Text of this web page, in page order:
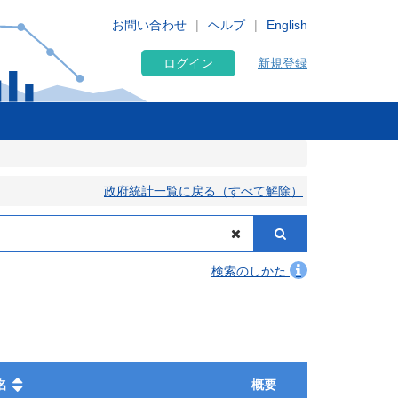
English
お問い合わせ ヘルプ
ログイン 新規登録
政府統計一覧に戻る（すべて解除）
検索のしかた
概要